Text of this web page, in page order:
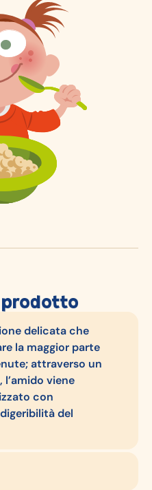
delicata che
la maggior parte
attraverso un
viene
con
del